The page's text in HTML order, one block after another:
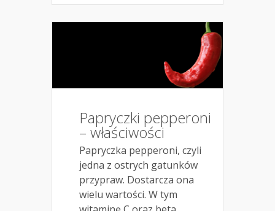
Papryczki pepperoni
– właściwości
Papryczka pepperoni, czyli
jedna z ostrych gatunków
przypraw. Dostarcza ona
wielu wartości. W tym